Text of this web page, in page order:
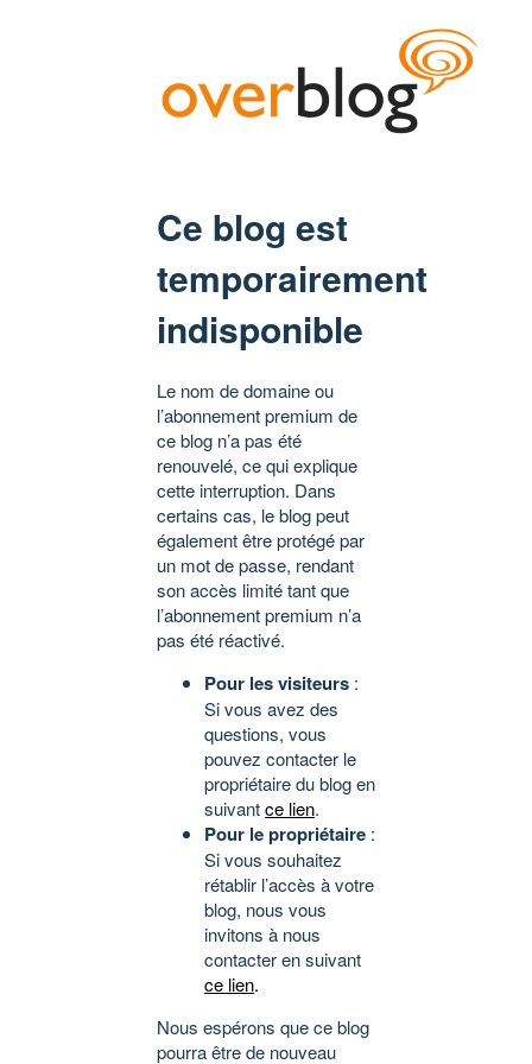
Ce blog est
temporairement
indisponible
Le nom de domaine ou
l’abonnement premium de
ce blog n’a pas été
renouvelé, ce qui explique
cette interruption. Dans
certains cas, le blog peut
également être protégé par
un mot de passe, rendant
son accès limité tant que
l’abonnement premium n’a
pas été réactivé.
Pour les visiteurs :
Si vous avez des
questions, vous
pouvez contacter le
propriétaire du blog en
suivantce lien.
Pour le propriétaire :
Si vous souhaitez
rétablir l’accès à votre
blog, nous vous
invitons à nous
contacter en suivant
ce lien.
Nous espérons que ce blog
pourra être de nouveau